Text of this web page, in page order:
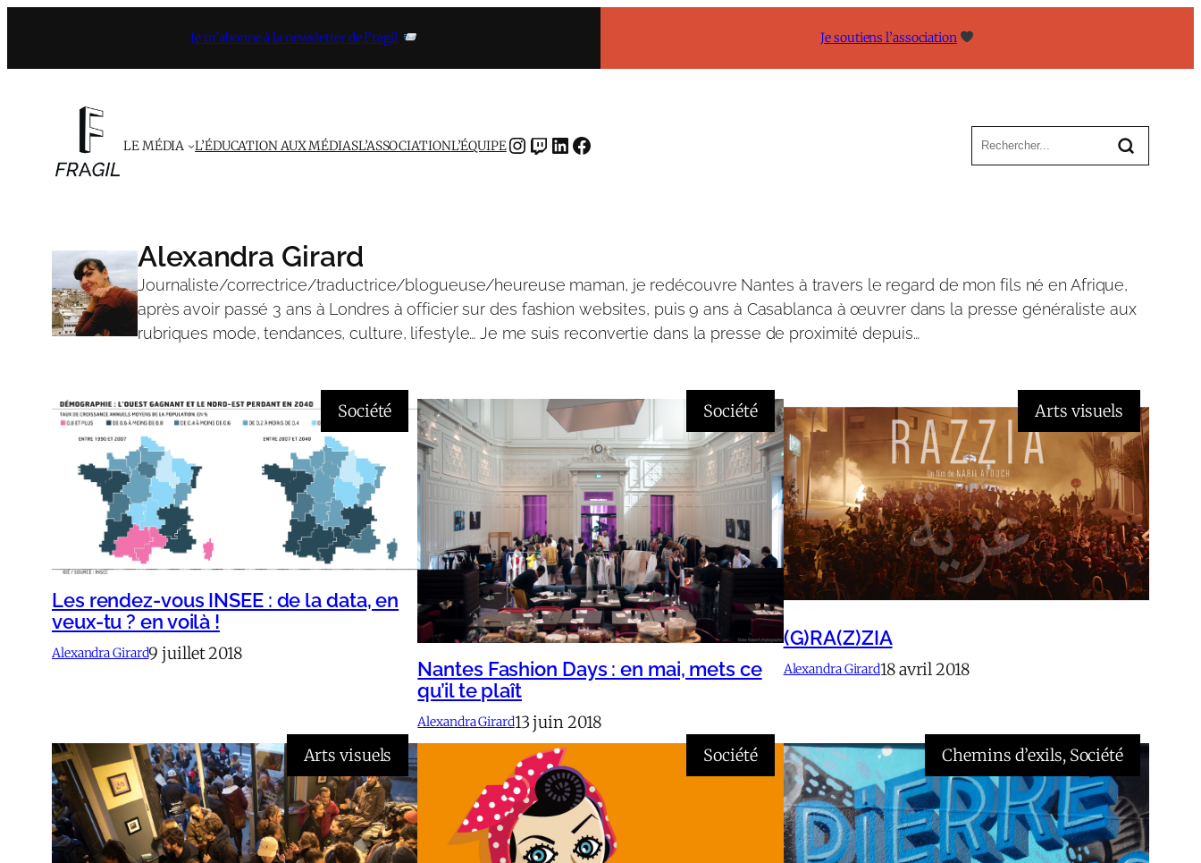
contenu
Je m’abonne à la newsletter de Fragil Je soutiens l’association
LE MÉDIA L’ÉDUCATION AUX MÉDIASL’ASSOCIATIONL’ÉQUIPEINSTAGRAMTWITCH LINKEDIN FACEBOOK
Alexandra Girard
Journaliste/correctrice/traductrice/blogueuse/heureuse maman, je redécouvre Nantes à travers le regard de mon fils né en Afrique,
après avoir passé 3 ans à Londres à officier sur des fashion websites, puis 9 ans à Casablanca à œuvrer dans la presse généraliste aux
rubriques mode, tendances, culture, lifestyle… Je me suis reconvertie dans la presse de proximité depuis…
Société
Les rendez-vous INSEE : de la data, en
veux-tu ? en voilà !
Alexandra Girard9 juillet 2018
Société
Nantes Fashion Days : en mai, mets ce
qu’il te plaît
Alexandra Girard13 juin 2018
Arts visuels
(G)RA(Z)ZIA
Alexandra Girard18 avril 2018
Arts visuels Société Chemins d’exils, Société